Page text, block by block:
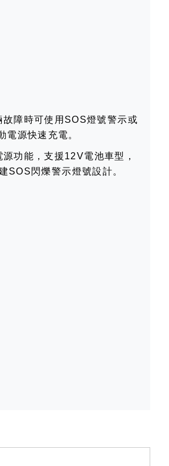
障時可使用SOS燈號警示或
電源快速充電。
功能，支援12V電池車型，
SOS閃爍警示燈號設計。